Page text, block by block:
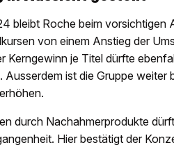
bleibt Roche beim vorsichtigen
von einem Anstieg der
Kerngewinn je Titel dürfte
ist die Gruppe weiter
durch Nachahmerprodukte
Hier bestätigt der